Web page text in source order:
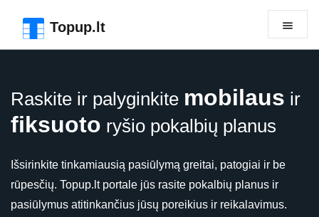
Topup.lt
Raskite ir palyginkite mobilaus ir
fiksuoto ryšio pokalbių planus
Išsirinkite tinkamiausią pasiūlymą greitai, patogiai ir be
rūpesčių. Topup.lt portale jūs rasite pokalbių planus ir
pasiūlymus atitinkančius jūsų poreikius ir reikalavimus.